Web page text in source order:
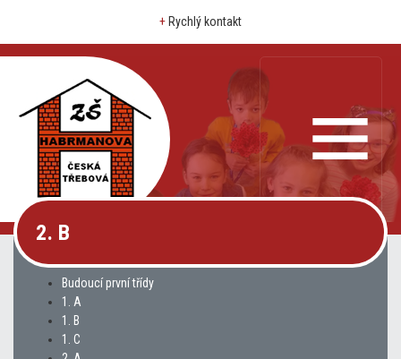
+ Rychlý kontakt
2. B
Budoucí první třídy
1. A
1. B
1. C